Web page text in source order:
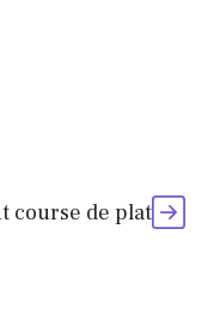
course de plat